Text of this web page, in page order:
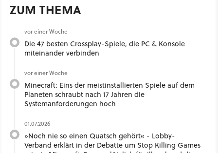
ZUM THEMA
vor einer Woche
Die 47 besten Crossplay-Spiele, die PC & Konsole
miteinander verbinden
vor einer Woche
Minecraft: Eins der meistinstallierten Spiele auf dem
Planeten schraubt nach 17 Jahren die
Systemanforderungen hoch
01.07.2026
»Noch nie so einen Quatsch gehört« - Lobby-
Verband erklärt in der Debatte um Stop Killing Games